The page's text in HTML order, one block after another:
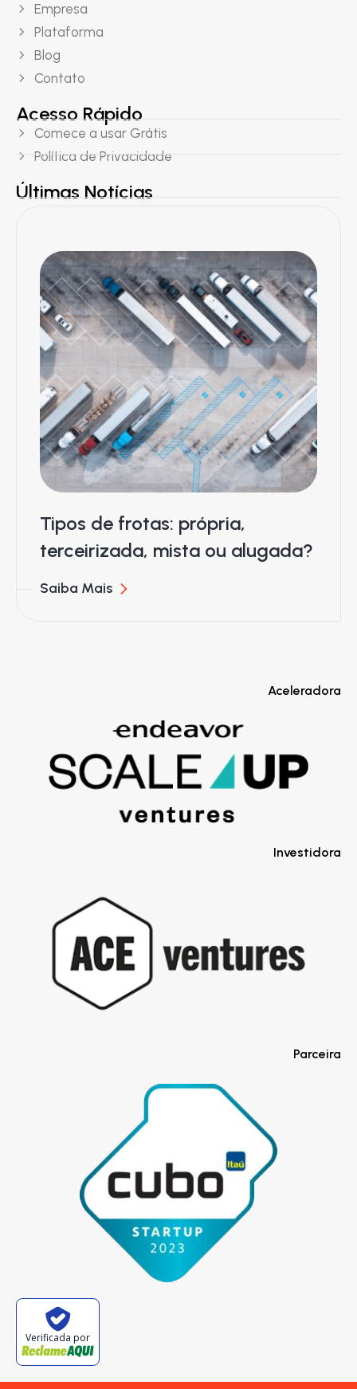
Empresa
Plataforma
Blog
Contato
Acesso Rápido
Comece a usar Grátis
Política de Privacidade
Últimas Notícias
Tipos de frotas: própria,
terceirizada, mista ou alugada?
Saiba Mais
Aceleradora
Investidora
Parceira
Verificada por